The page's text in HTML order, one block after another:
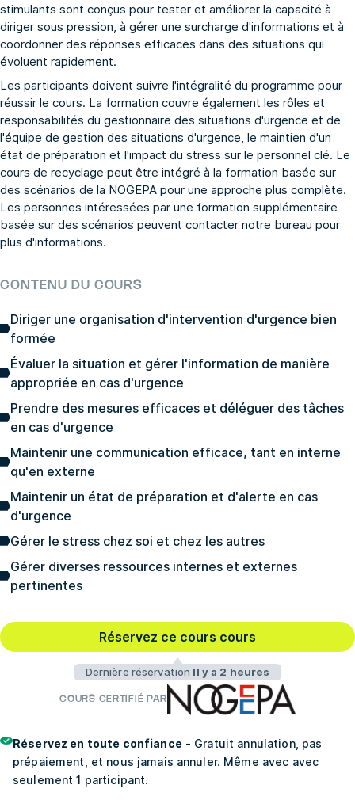
stimulants sont conçus pour tester et améliorer la capacité à
diriger sous pression, à gérer une surcharge d'informations et à
coordonner des réponses efficaces dans des situations qui
évoluent rapidement.
Les participants doivent suivre l'intégralité du programme pour
réussir le cours. La formation couvre également les rôles et
responsabilités du gestionnaire des situations d'urgence et de
l'équipe de gestion des situations d'urgence, le maintien d'un
état de préparation et l'impact du stress sur le personnel clé. Le
cours de recyclage peut être intégré à la formation basée sur
des scénarios de la NOGEPA pour une approche plus complète.
Les personnes intéressées par une formation supplémentaire
basée sur des scénarios peuvent contacter notre bureau pour
plus d'informations.
CONTENU DU COURS
Diriger une organisation d'intervention d'urgence bien
formée
Évaluer la situation et gérer l'information de manière
appropriée en cas d'urgence
Prendre des mesures efficaces et déléguer des tâches
en cas d'urgence
Maintenir une communication efficace, tant en interne
qu'en externe
Maintenir un état de préparation et d'alerte en cas
d'urgence
Gérer le stress chez soi et chez les autres
Gérer diverses ressources internes et externes
pertinentes
Réservez ce cours cours
Dernière réservation Il y a 2 heures
COURS CERTIFIÉ PAR
Réservez en toute confiance- Gratuit annulation, pas
prépaiement, et nous jamais annuler. Même avec avec
seulement 1 participant.